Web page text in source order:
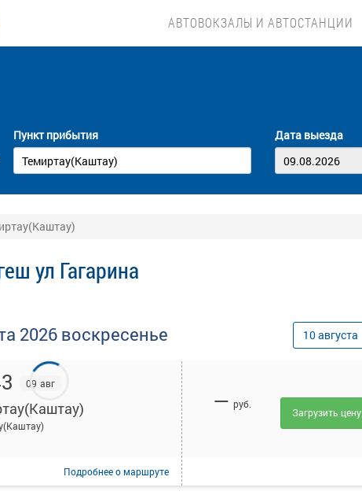
АВТОВОКЗАЛЫ И АВТОСТАНЦИИ
Пункт прибытия Дата выезда
ул Гагарина
2026 воскресенье 10августа
09 авг
Подробнеео маршруте
— руб.
Загрузить цену